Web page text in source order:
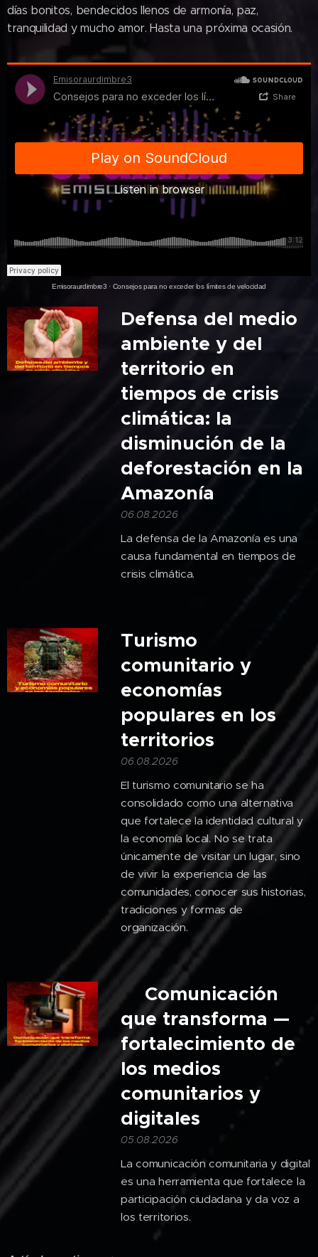
días bonitos, bendecidos llenos de armonía, paz,
tranquilidad y mucho amor. Hasta una próxima ocasión.
Emisoraurdimbre3 · Consejos para no exceder los límites de velocidad
Defensa del medio
ambiente y del
territorio en
tiempos de crisis
climática: la
disminución de la
deforestación en la
Amazonía
06.08.2026
La defensa de la Amazonía es una
causa fundamental en tiempos de
crisis climática.
Turismo
comunitario y
economías
populares en los
territorios
06.08.2026
El turismo comunitario se ha
consolidado como una alternativa
que fortalece la identidad cultural y
la economía local. No se trata
únicamente de visitar un lugar, sino
de vivir la experiencia de las
comunidades, conocer sus historias,
tradiciones y formas de
organización.
🎙️Comunicación
que transforma —
fortalecimiento de
los medios
comunitarios y
digitales
05.08.2026
La comunicación comunitaria y digital
es una herramienta que fortalece la
participación ciudadana y da voz a
los territorios.